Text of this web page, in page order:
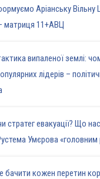
Аріанську
матриця 11+АВЦ
випаленої землі:
лідерів –
стратег евакуації? Що
Умєрова «головним
бачити кожен перетин